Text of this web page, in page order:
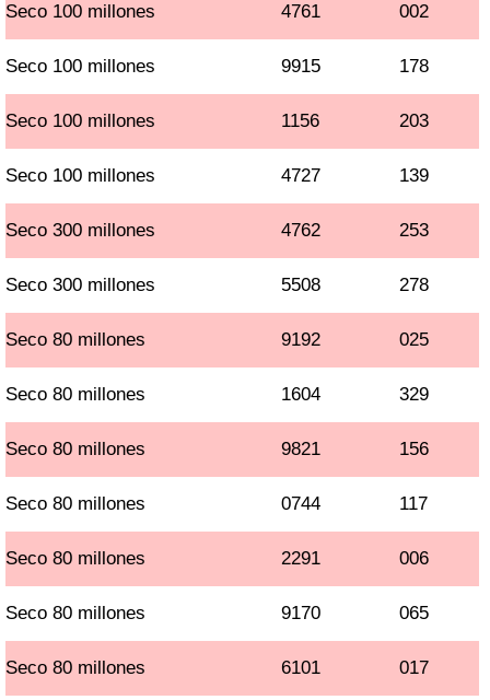
Seco 100 millones 4761 002
Seco 100 millones 9915 178
Seco 100 millones 1156 203
Seco 100 millones 4727 139
Seco 300 millones 4762 253
Seco 300 millones 5508 278
Seco 80 millones 9192 025
Seco 80 millones 1604 329
Seco 80 millones 9821 156
Seco 80 millones 0744 117
Seco 80 millones 2291 006
Seco 80 millones 9170 065
Seco 80 millones 6101 017